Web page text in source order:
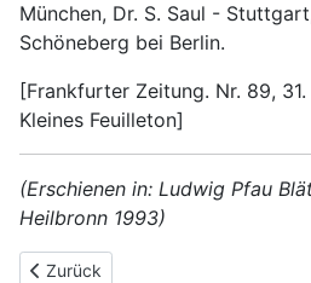
München, Dr. S. Saul -
Schöneberg bei Berlin.
[Frankfurter Zeitung. Nr. 89,
Kleines Feuilleton]
(Erschienen in: Ludwig Pfau
Heilbronn 1993)
Vorheriger Beitrag: Karl Moersch:
Zurück